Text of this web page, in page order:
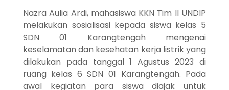
Nazra Aulia Ardi, mahasiswa KKN Tim II UNDIP
melakukan sosialisasi kepada siswa kelas 5
SDN 01 Karangtengah mengenai
keselamatan dan kesehatan kerja listrik yang
dilakukan pada tanggal 1 Agustus 2023 di
ruang kelas 6 SDN 01 Karangtengah. Pada
awal kegiatan para siswa diajak untuk